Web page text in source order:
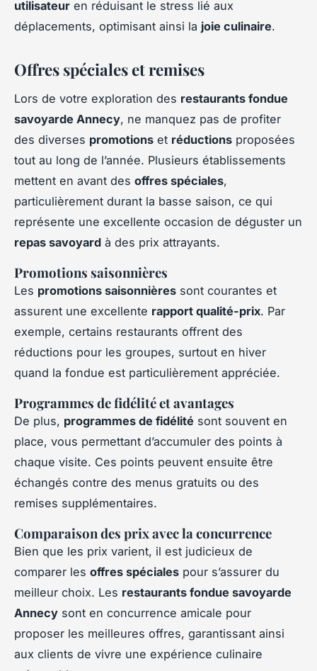
utilisateur en réduisant le stress lié aux
déplacements, optimisant ainsi la joie culinaire.
Offres spéciales et remises
Lors de votre exploration des restaurants fondue
savoyarde Annecy, ne manquez pas de profiter
des diverses promotions et réductions proposées
tout au long de l’année. Plusieurs établissements
mettent en avant des offres spéciales,
particulièrement durant la basse saison, ce qui
représente une excellente occasion de déguster un
repas savoyard à des prix attrayants.
Promotions saisonnières
Les promotions saisonnières sont courantes et
assurent une excellente rapport qualité-prix. Par
exemple, certains restaurants offrent des
réductions pour les groupes, surtout en hiver
quand la fondue est particulièrement appréciée.
Programmes de fidélité et avantages
De plus, programmes de fidélité sont souvent en
place, vous permettant d’accumuler des points à
chaque visite. Ces points peuvent ensuite être
échangés contre des menus gratuits ou des
remises supplémentaires.
Comparaison des prix avec la concurrence
Bien que les prix varient, il est judicieux de
comparer les offres spéciales pour s’assurer du
meilleur choix. Les restaurants fondue savoyarde
Annecy sont en concurrence amicale pour
proposer les meilleures offres, garantissant ainsi
aux clients de vivre une expérience culinaire